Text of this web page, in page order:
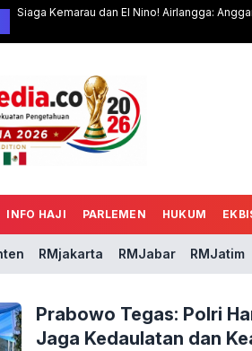
Siaga Kemarau dan El Nino! Airlangga:
INFO HAJI PARLEMEN HUKUM
RMjakarta RMJabar RMJatim
Prabowo Tegas: Polri
Jaga Kedaulatan dan